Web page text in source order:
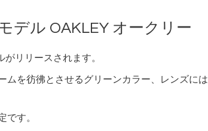
デル OAKLEY オークリー
リリースされます。
を彷彿とさせるグリーンカラー、レンズに
です。